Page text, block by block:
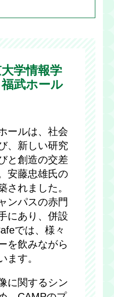
学情報学
武ホール
ールは、社会
、新しい研究
と創造の交差
安藤忠雄氏の
されました。
ンパスの赤門
にあり、併設
では、様々
を飲みながら
ます。
に関するシン